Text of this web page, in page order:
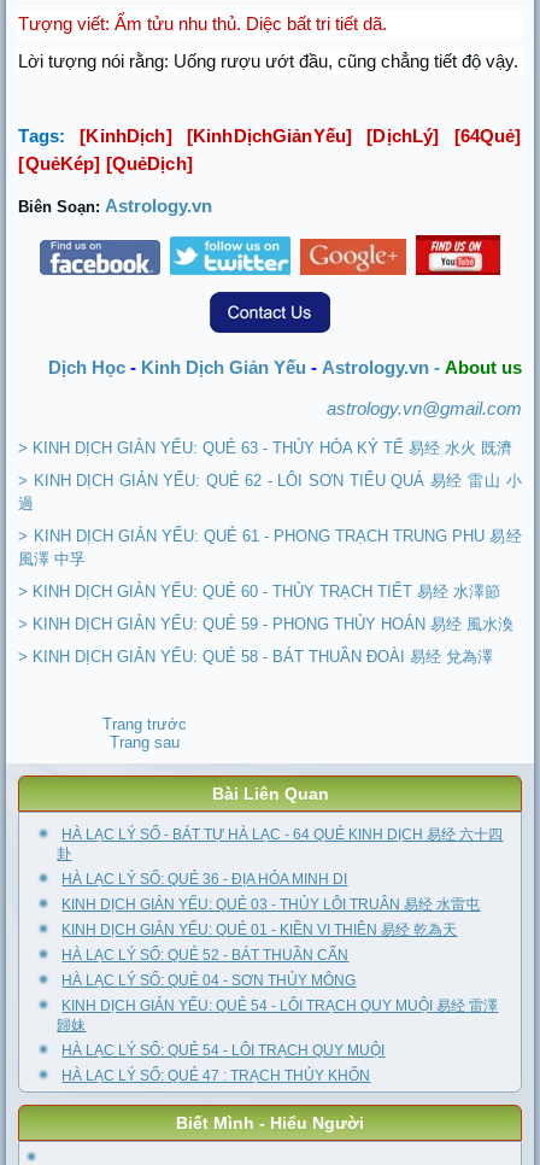
Tượng viết:Ẩm tửu nhu thủ. Diệc bất tri tiết dã.
Lời tượng nói rằng: Uống rượu ướt đầu, cũng chẳng tiết độ vậy.
Tags: [KinhDịch] [KinhDịchGiảnYếu] [DịchLý] [64Quẻ]
[QuẻKép] [QuẻDịch]
Biên Soạn: Astrology.vn
Dịch Học- Kinh Dịch Giản Yếu - Astrology.vn - About us
astrology.vn@gmail.com
> KINH DỊCH GIẢN YẾU: QUẺ 63 - THỦY HỎA KÝ TẾ 易经 水火 既濟
> KINH DỊCH GIẢN YẾU: QUẺ 62 - LÔI SƠN TIỂU QUÁ 易经 雷山 小
過
> KINH DỊCH GIẢN YẾU: QUẺ 61 - PHONG TRẠCH TRUNG PHU 易经
風澤 中孚
> KINH DỊCH GIẢN YẾU: QUẺ 60 - THỦY TRẠCH TIẾT 易经 水澤節
> KINH DỊCH GIẢN YẾU: QUẺ 59 - PHONG THỦY HOÁN 易经 風水渙
> KINH DỊCH GIẢN YẾU: QUẺ 58 - BÁT THUẦN ĐOÀI 易经 兌為澤
Trang trước
Trang sau
Bài Liên Quan
HÀ LẠC LÝ SỐ - BÁT TỰ HÀ LẠC - 64 QUẺ KINH DỊCH 易经 六十四
卦
HÀ LẠC LÝ SỐ: QUẺ 36 - ĐỊA HỎA MINH DI
KINH DỊCH GIẢN YẾU: QUẺ 03 - THỦY LÔI TRUÂN 易经 水雷屯
KINH DỊCH GIẢN YẾU: QUẺ 01 - KIỀN VI THIÊN 易经 乾為天
HÀ LẠC LÝ SỐ: QUẺ 52 - BÁT THUẦN CẤN
HÀ LẠC LÝ SỐ: QUẺ 04 - SƠN THỦY MÔNG
KINH DỊCH GIẢN YẾU: QUẺ 54 - LÔI TRẠCH QUY MUỘI 易经 雷澤
歸妹
HÀ LẠC LÝ SỐ: QUẺ 54 - LÔI TRẠCH QUY MUỘI
HÀ LẠC LÝ SỐ: QUẺ 47 : TRẠCH THỦY KHỐN
Biết Mình - Hiểu Người